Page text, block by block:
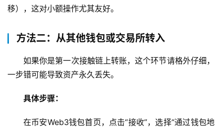
移），这对小额操作尤其友好。
方法二：从其他钱包或交易所转入
如果你是第一次接触链上转账，这个环节请格外仔细，
一步错可能导致资产永久丢失。
具体步骤：
在币安Web3钱包首页，点击“接收”，选择“通过钱包地